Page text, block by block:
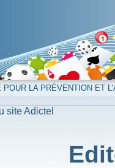
LA PRÉVENTION ET
site Adictel